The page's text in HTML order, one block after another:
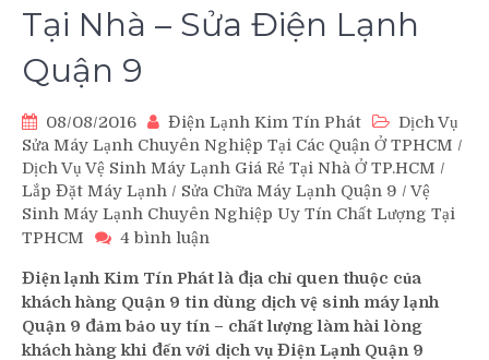
Tại Nhà – Sửa Điện Lạnh
Quận 9
08/08/2016 Điện Lạnh Kim Tín Phát
Dịch Vụ
Sửa Máy Lạnh Chuyên Nghiệp Tại Các Quận Ở TPHCM /
Dịch Vụ Vệ Sinh Máy Lạnh Giá Rẻ Tại Nhà Ở TP.HCM /
Lắp Đặt Máy Lạnh / Sửa Chữa Máy Lạnh Quận 9 / Vệ
Sinh Máy Lạnh Chuyên Nghiệp Uy Tín Chất Lượng Tại
TPHCM
4 bình luận
Sinh
Máy
Lạnh
Quận
Điện lạnh Kim Tín Phát là địa chỉ quen thuộc của
khách hàng Quận 9 tin dùng dịch vệ sinh máy lạnh
Quận 9 đảm bảo uy tín – chất lượng làm hài lòng
khách hàng khi đến với dịch vụ Điện Lạnh Quận 9